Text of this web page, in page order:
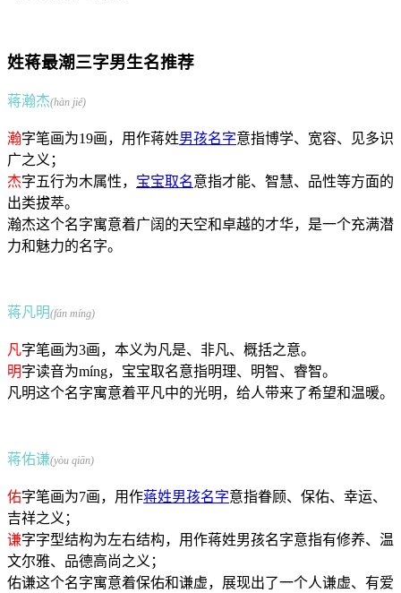
姓蒋最潮三字男生名推荐
蒋瀚杰(hàn jié)
瀚字笔画为19画，用作蒋姓男孩名字意指博学、宽容、见多识
广之义；
杰字五行为木属性， 宝宝取名意指才能、智慧、品性等方面的
出类拔萃。
瀚杰这个名字寓意着广阔的天空和卓越的才华，是一个充满潜
力和魅力的名字。
蒋凡明(fán míng)
凡字笔画为3画，本义为凡是、非凡、概括之意。
明字读音为míng，宝宝取名意指明理、明智、睿智。
凡明这个名字寓意着平凡中的光明，给人带来了希望和温暖。
蒋佑谦(yòu qiān)
佑字笔画为7画，用作蒋姓男孩名字意指眷顾、保佑、幸运、
吉祥之义；
谦字字型结构为左右结构，用作蒋姓男孩名字意指有修养、温
文尔雅、品德高尚之义；
佑谦这个名字寓意着保佑和谦虚，展现出了一个人谦虚、有爱